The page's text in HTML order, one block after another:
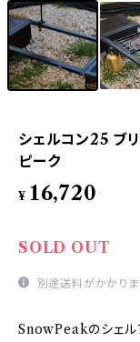
シェルコン25 ブ
ピーク
¥ 16,720
SOLD OUT
別途送料がかかりま
SnowPeakのシェ